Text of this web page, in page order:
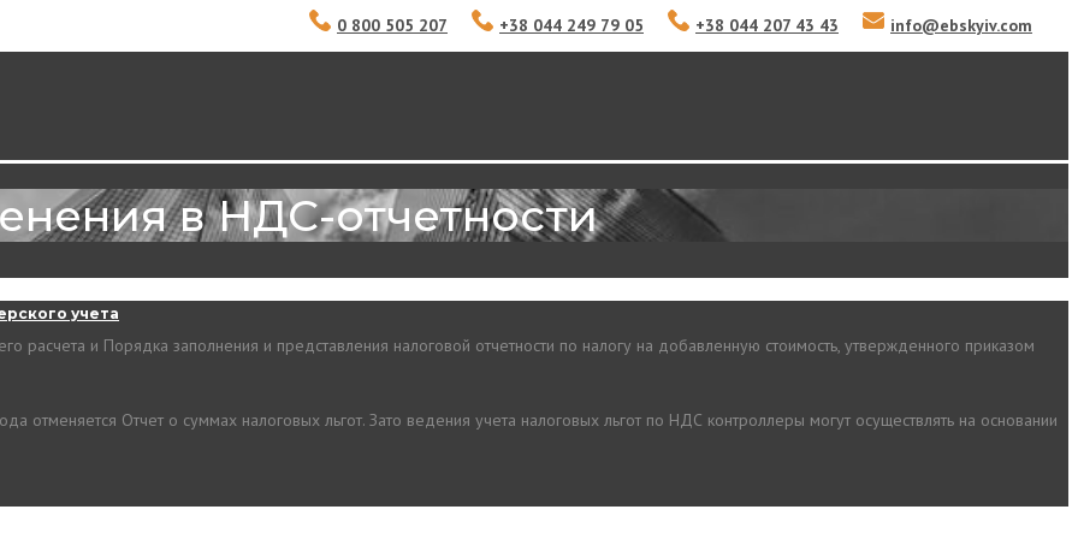
0 800 505 207 +38 044 249 79 05 +38 044 207 43 43 info@ebskyiv.com
учета
в НДС-отчетности
расчета и Порядка заполнения и представления налоговой отчетности по налогу на добавленную стоимость, утвержденного приказом
отменяется Отчет о суммах налоговых льгот. Зато ведения учета налоговых льгот по НДС контроллеры могут осуществлять на основании